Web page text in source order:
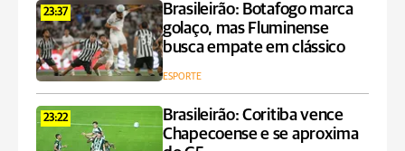
23:37
Brasileirão: Botafogo marca
golaço, mas Fluminense
busca empate em clássico
ESPORTE
23:22
Brasileirão: Coritiba vence
Chapecoense e se aproxima